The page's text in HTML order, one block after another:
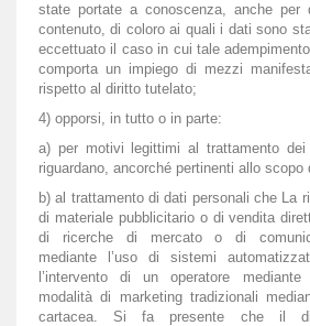
state portate a conoscenza, anche per
contenuto, di coloro ai quali i dati sono
eccettuato il caso in cui tale
comporta un impiego di mezzi
rispetto al diritto tutelato;
4) opporsi, in tutto o in parte:
a) per motivi legittimi al trattamento
riguardano, ancorché pertinenti allo scopo
b) al trattamento di dati personali che La
di materiale pubblicitario o di vendita
di ricerche di mercato o di
mediante l’uso di sistemi
l’intervento di un operatore
modalità di marketing tradizionali
cartacea. Si fa presente che il